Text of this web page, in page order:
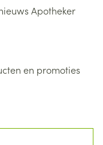
Apotheker
en promoties